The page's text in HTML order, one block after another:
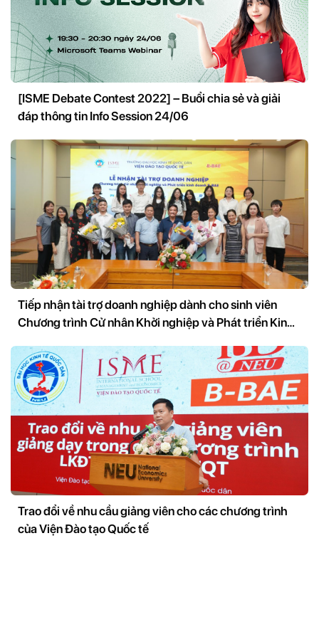
[ISME Debate Contest 2022] – Buổi chia sẻ và giải
đáp thông tin Info Session 24/06
Tiếp nhận tài trợ doanh nghiệp dành cho sinh viên
Chương trình Cử nhân Khởi nghiệp và Phát triển Kinh
Trao đổi về nhu cầu giảng viên cho các chương trình
của Viện Đào tạo Quốc tế